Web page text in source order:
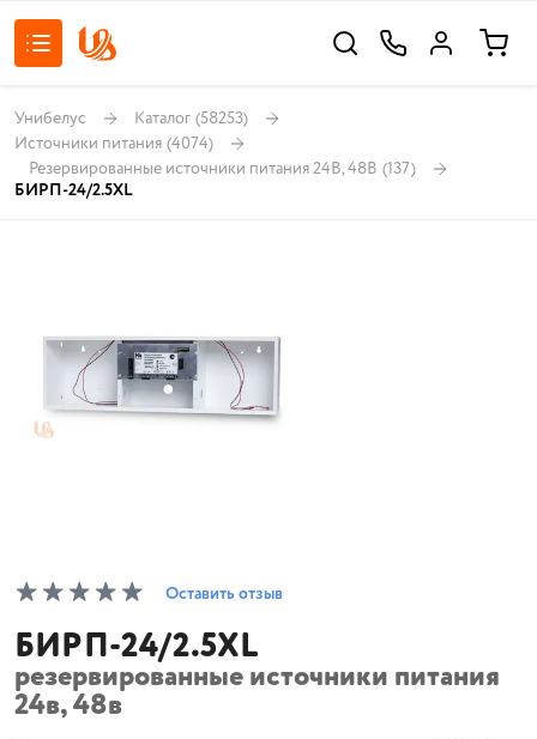
Унибелус Каталог (58253)
Источники питания (4074)
Резервированные источники питания 24В, 48В (137)
БИРП-24/2.5XL
Оставить отзыв
БИРП-24/2.5XL
резервированные источники питания
24в, 48в